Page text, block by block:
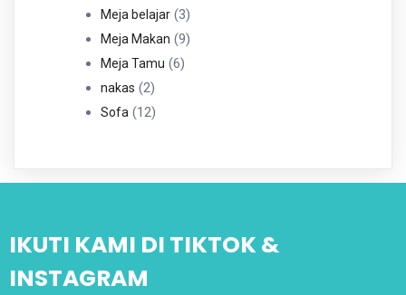
Produk
Meja belajar 33
Produk
Meja Makan 99
Meja Tamu 66
nakas 22
Produk
Sofa 1212
IKUTI KAMI DI TIKTOK &
INSTAGRAM